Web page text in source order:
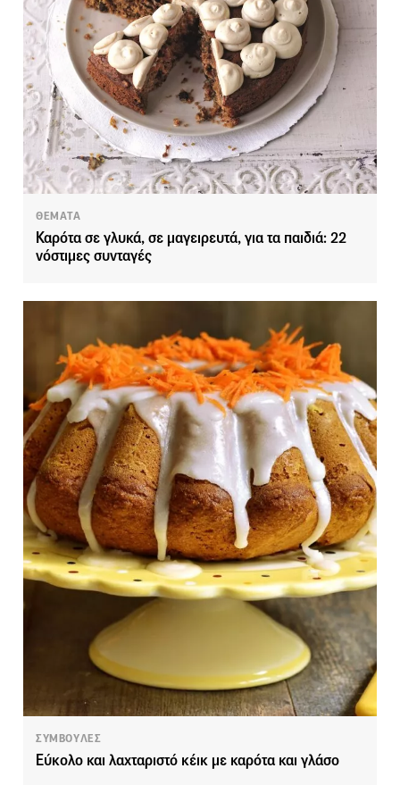
ΘΕΜΑΤΑ
Καρότα σε γλυκά, σε μαγειρευτά, για τα παιδιά: 22
νόστιμες συνταγές
ΣΥΜΒΟΥΛΕΣ
Εύκολο και λαχταριστό κέικ με καρότα και γλάσο